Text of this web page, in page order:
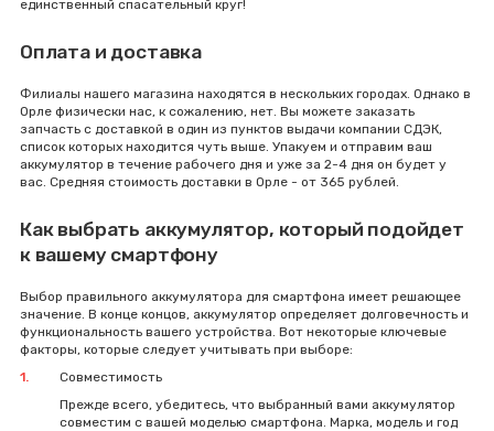
единственный спасательный круг!
Оплата и доставка
Филиалы нашего магазина находятся в нескольких городах. Однако в
Орле физически нас, к сожалению, нет. Вы можете заказать
запчасть с доставкой в один из пунктов выдачи компании СДЭК,
список которых находится чуть выше. Упакуем и отправим ваш
аккумулятор в течение рабочего дня и уже за 2-4 дня он будет у
вас. Средняя стоимость доставки в Орле - от 365 рублей.
Как выбрать аккумулятор, который подойдет
к вашему смартфону
Выбор правильного аккумулятора для смартфона имеет решающее
значение. В конце концов, аккумулятор определяет долговечность и
функциональность вашего устройства. Вот некоторые ключевые
факторы, которые следует учитывать при выборе:
Совместимость
Прежде всего, убедитесь, что выбранный вами аккумулятор
совместим с вашей моделью смартфона. Марка, модель и год